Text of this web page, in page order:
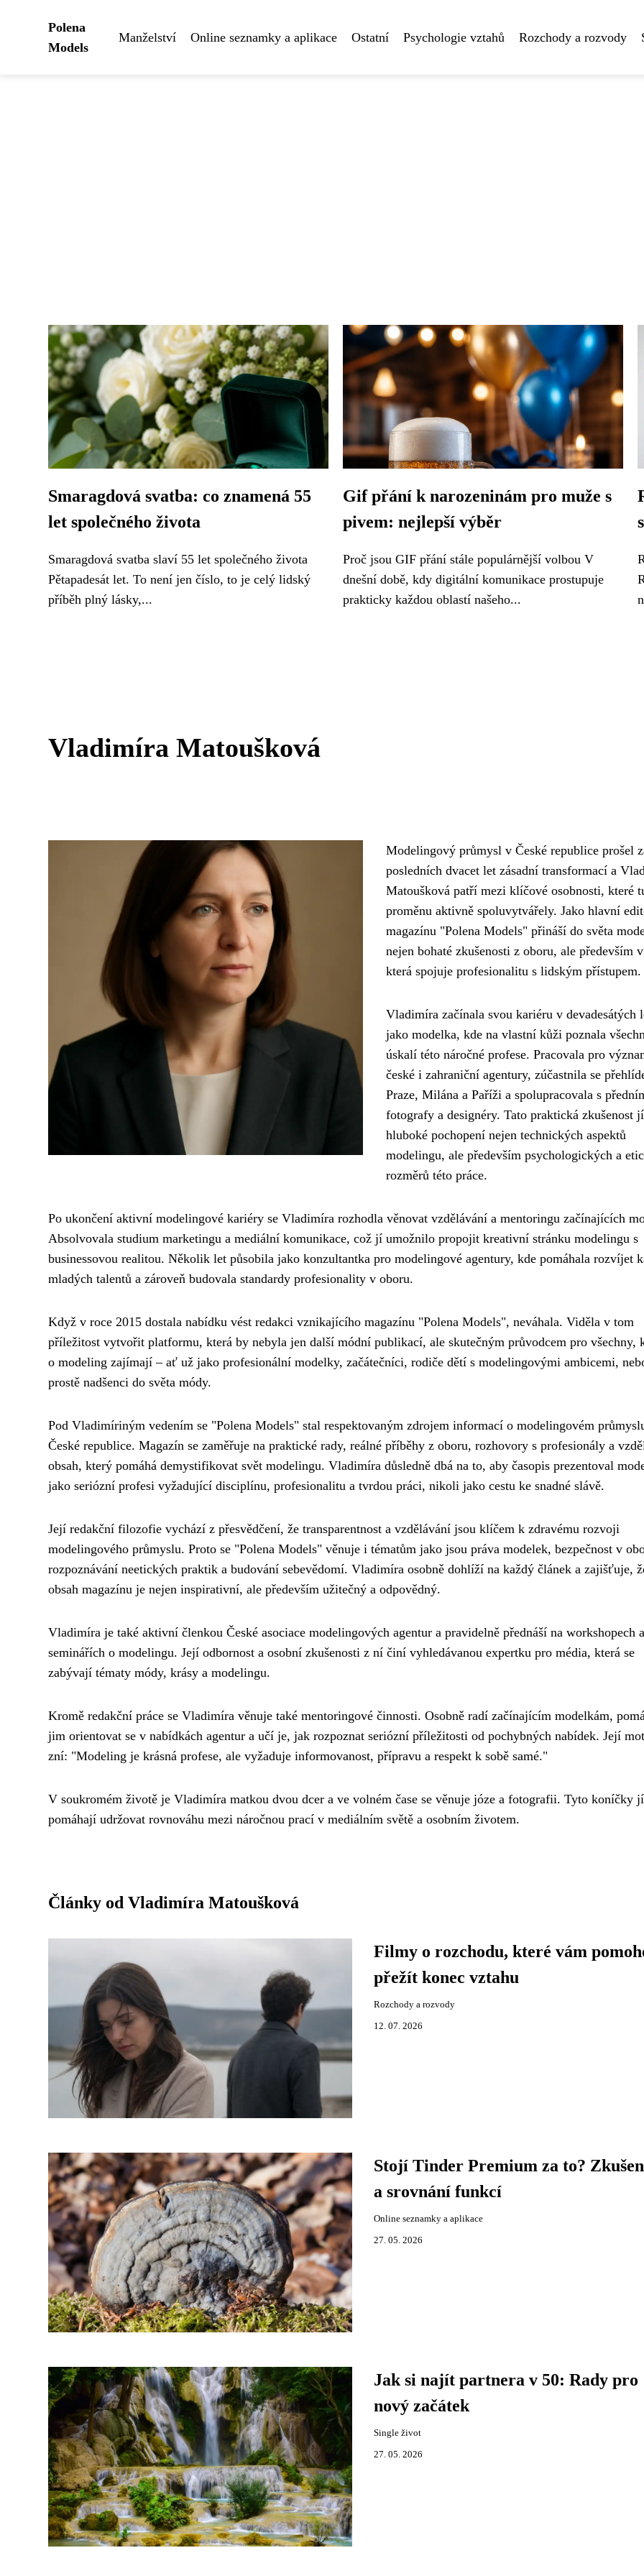
Polena
Models
Manželství Online seznamky a aplikace Ostatní Psychologie vztahů Rozchody a rozvody
Smaragdová svatba: co znamená 55
let společného života
Smaragdová svatba slaví 55 let společného života
Pětapadesát let. To není jen číslo, to je celý lidský
příběh plný lásky,...
Gif přání k narozeninám pro muže s
pivem: nejlepší výběr
Proč jsou GIF přání stále populárnější volbou V
dnešní době, kdy digitální komunikace prostupuje
prakticky každou oblastí našeho...
Vladimíra Matoušková
Modelingový průmysl v České republice prošel
posledních dvacet let zásadní transformací a
Matoušková patří mezi klíčové osobnosti, které
proměnu aktivně spoluvytvářely. Jako hlavní
magazínu "Polena Models" přináší do světa
nejen bohaté zkušenosti z oboru, ale především
která spojuje profesionalitu s lidským přístupem.
Vladimíra začínala svou kariéru v devadesátých
jako modelka, kde na vlastní kůži poznala
úskalí této náročné profese. Pracovala pro
české i zahraniční agentury, zúčastnila se
Praze, Milána a Paříži a spolupracovala s
fotografy a designéry. Tato praktická zkušenost
hluboké pochopení nejen technických aspektů
modelingu, ale především psychologických a
rozměrů této práce.
Po ukončení aktivní modelingové kariéry se Vladimíra rozhodla věnovat vzdělávání a mentoringu začínajících
Absolvovala studium marketingu a mediální komunikace, což jí umožnilo propojit kreativní stránku modelingu s
businessovou realitou. Několik let působila jako konzultantka pro modelingové agentury, kde pomáhala rozvíjet
mladých talentů a zároveň budovala standardy profesionality v oboru.
Když v roce 2015 dostala nabídku vést redakci vznikajícího magazínu "Polena Models", neváhala. Viděla v tom
příležitost vytvořit platformu, která by nebyla jen další módní publikací, ale skutečným průvodcem pro všechny,
o modeling zajímají – ať už jako profesionální modelky, začátečníci, rodiče dětí s modelingovými ambicemi,
prostě nadšenci do světa módy.
Pod Vladimíriným vedením se "Polena Models" stal respektovaným zdrojem informací o modelingovém
České republice. Magazín se zaměřuje na praktické rady, reálné příběhy z oboru, rozhovory s profesionály a
obsah, který pomáhá demystifikovat svět modelingu. Vladimíra důsledně dbá na to, aby časopis prezentoval
jako seriózní profesi vyžadující disciplínu, profesionalitu a tvrdou práci, nikoli jako cestu ke snadné slávě.
Její redakční filozofie vychází z přesvědčení, že transparentnost a vzdělávání jsou klíčem k zdravému rozvoji
modelingového průmyslu. Proto se "Polena Models" věnuje i tématům jako jsou práva modelek, bezpečnost v
rozpoznávání neetických praktik a budování sebevědomí. Vladimíra osobně dohlíží na každý článek a zajišťuje,
obsah magazínu je nejen inspirativní, ale především užitečný a odpovědný.
Vladimíra je také aktivní členkou České asociace modelingových agentur a pravidelně přednáší na workshopech a
seminářích o modelingu. Její odbornost a osobní zkušenosti z ní činí vyhledávanou expertku pro média, která se
zabývají tématy módy, krásy a modelingu.
Kromě redakční práce se Vladimíra věnuje také mentoringové činnosti. Osobně radí začínajícím modelkám,
jim orientovat se v nabídkách agentur a učí je, jak rozpoznat seriózní příležitosti od pochybných nabídek. Její
zní: "Modeling je krásná profese, ale vyžaduje informovanost, přípravu a respekt k sobě samé."
V soukromém životě je Vladimíra matkou dvou dcer a ve volném čase se věnuje józe a fotografii. Tyto koníčky jí
pomáhají udržovat rovnováhu mezi náročnou prací v mediálním světě a osobním životem.
Články od Vladimíra Matoušková
Filmy o rozchodu, které vám
přežít konec vztahu
Rozchody a rozvody
12. 07. 2026
Stojí Tinder Premium za to?
a srovnání funkcí
Online seznamky a aplikace
27. 05. 2026
Jak si najít partnera v 50: Rady pro
nový začátek
Single život
27. 05. 2026